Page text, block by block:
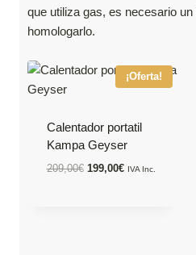
que utiliza gas, es necesario
homologarlo.
¡Oferta!
Calentador portatil
Kampa Geyser
209,00€ E
199,00€EIVA Inc.